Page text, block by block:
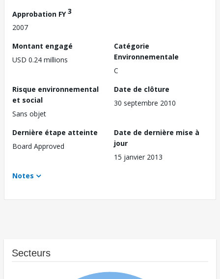
Approbation FY3
2007
Montant engagé
USD 0.24 millions
Catégorie
Environnementale
C
Risque environnemental
et social
Sans objet
Date de clôture
30 septembre 2010
Dernière étape atteinte
Board Approved
Date de dernière mise à
jour
15 janvier 2013
Notes
Secteurs